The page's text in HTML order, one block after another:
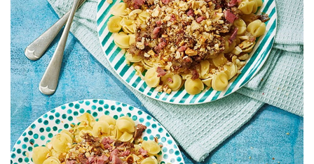
DIFFICULTÉ
PRÉPARATION
30 Min